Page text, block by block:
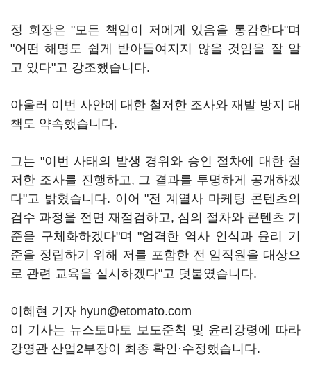
정 회장은 "모든 책임이 저에게 있음을 통감한다"며
"어떤 해명도 쉽게 받아들여지지 않을 것임을 잘 알
고 있다"고 강조했습니다.
아울러 이번 사안에 대한 철저한 조사와 재발 방지 대
책도 약속했습니다.
그는 "이번 사태의 발생 경위와 승인 절차에 대한 철
저한 조사를 진행하고, 그 결과를 투명하게 공개하겠
다"고 밝혔습니다. 이어 "전 계열사 마케팅 콘텐츠의
검수 과정을 전면 재점검하고, 심의 절차와 콘텐츠 기
준을 구체화하겠다"며 "엄격한 역사 인식과 윤리 기
준을 정립하기 위해 저를 포함한 전 임직원을 대상으
로 관련 교육을 실시하겠다"고 덧붙였습니다.
이혜현 기자 hyun@etomato.com
이 기사는 뉴스토마토 보도준칙 및 윤리강령에 따라
강영관 산업2부장이 최종 확인·수정했습니다.